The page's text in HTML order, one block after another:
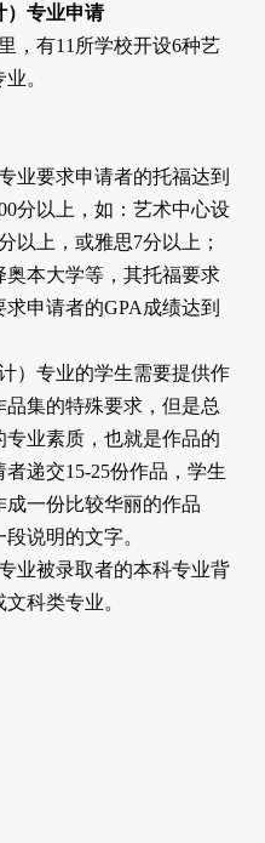
）专业申请
，有11所学校开设6种艺
。
业要求申请者的托福达到
分以上，如：艺术中心设
以上，或雅思7分以上；
本大学等，其托福要求
申请者的GPA成绩达到
）专业的学生需要提供作
集的特殊要求，但是总
业素质，也就是作品的
递交15-25份作品，学生
一份比较华丽的作品
说明的文字。
业被录取者的本科专业背
科类专业。